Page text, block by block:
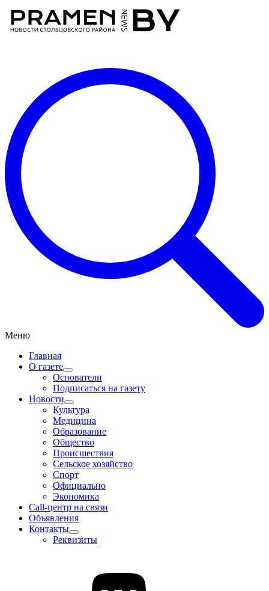
Меню
Главная
О газете
Основатели
Подписаться на газету
Новости
Культура
Медицина
Образование
Общество
Происшествия
Сельское хозяйство
Спорт
Официально
Экономика
Call-центр на связи
Объявления
Контакты
Реквизиты